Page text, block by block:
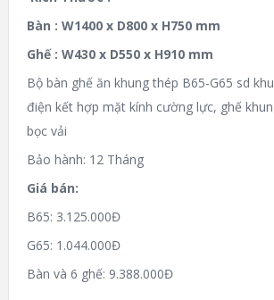
Bàn : W1400 x D800 x H750 mm
Ghế : W430 x D550 x H910 mm
Bộ bàn ghế ăn khung thép B65-G65 sd
điện kết hợp mặt kính cường lực, ghế
bọc vải
Bảo hành: 12 Tháng
Giá bán:
B65: 3.125.000Đ
G65: 1.044.000Đ
Bàn và 6 ghế: 9.388.000Đ